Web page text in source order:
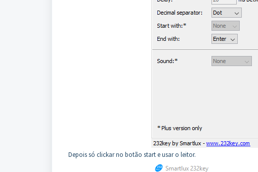
Depois só clickar no botão start e usar o leitor.